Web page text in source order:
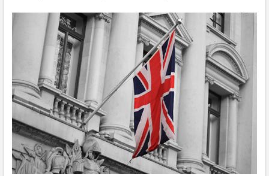
o
n